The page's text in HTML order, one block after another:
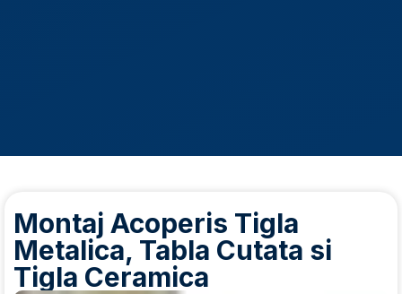
Montaj Acoperis Tigla
Metalica, Tabla Cutata si
Tigla Ceramica